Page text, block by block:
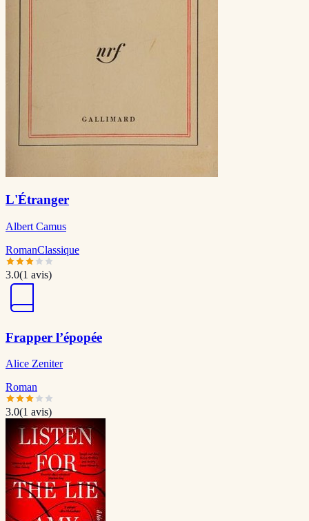
L'Étranger
Albert Camus
RomanClassique
3.0(1 avis)
Frapper l’épopée
Alice Zeniter
Roman
3.0(1 avis)